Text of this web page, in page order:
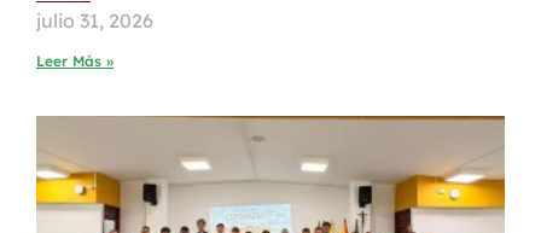
julio 31, 2026
Leer Más »